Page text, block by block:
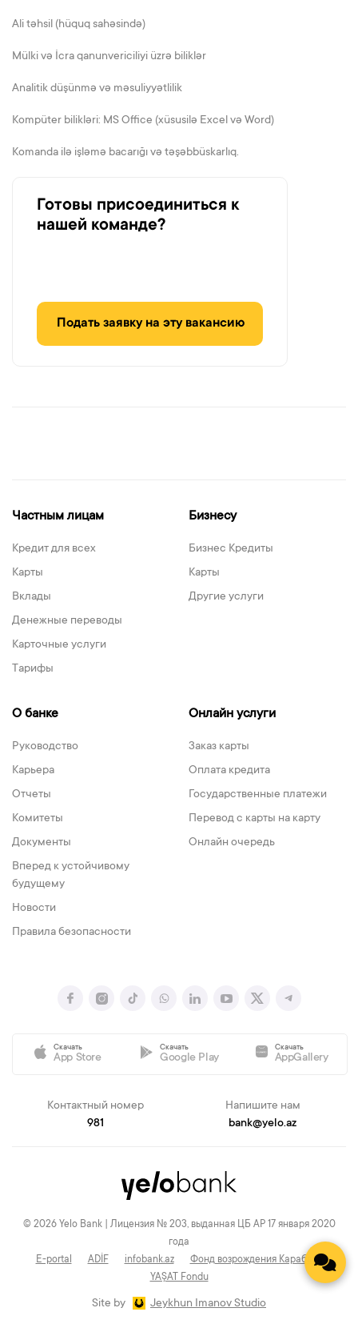
Ali təhsil (hüquq sahəsində)
Mülki və İcra qanunvericiliyi üzrə biliklər
Analitik düşünmə və məsuliyyətlilik
Kompüter bilikləri: MS Office (xüsusilə Excel və Word)
Komanda ilə işləmə bacarığı və təşəbbüskarlıq.
Готовы присоединиться к
нашей команде?
Подать заявку на эту вакансию
Частным лицам
Кредит для всех
Карты
Вклады
Денежные переводы
Карточные услуги
Тарифы
Бизнесу
Бизнес Кредиты
Карты
Другие услуги
О банке
Руководство
Карьера
Отчеты
Комитеты
Документы
Вперед к устойчивому
будущему
Новости
Правила безопасности
Онлайн услуги
Заказ карты
Оплата кредита
Государственные платежи
Перевод с карты на карту
Онлайн очередь
Скачать
App Store
Скачать
Google Play
Скачать
AppGallery
Контактный номер
981
Напишите нам
bank@yelo.az
© 2026 Yelo Bank | Лицензия № 203, выданная ЦБ АР 17 января 2020
года
E-portal
ADİF infobank.az
Фонд возрождения Карабаха
YAŞAT Fondu
Site by Jeykhun Imanov Studio